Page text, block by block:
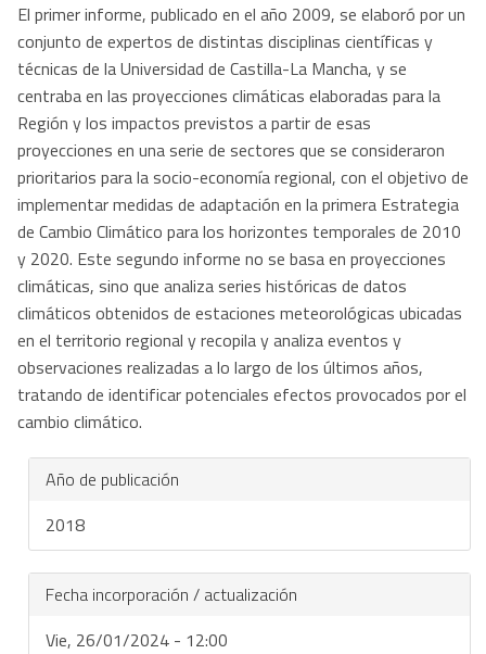
El primer informe, publicado en el año 2009, se elaboró por un
conjunto de expertos de distintas disciplinas científicas y
técnicas de la Universidad de Castilla-La Mancha, y se
centraba en las proyecciones climáticas elaboradas para la
Región y los impactos previstos a partir de esas
proyecciones en una serie de sectores que se consideraron
prioritarios para la socio-economía regional, con el objetivo de
implementar medidas de adaptación en la primera Estrategia
de Cambio Climático para los horizontes temporales de 2010
y 2020. Este segundo informe no se basa en proyecciones
climáticas, sino que analiza series históricas de datos
climáticos obtenidos de estaciones meteorológicas ubicadas
en el territorio regional y recopila y analiza eventos y
observaciones realizadas a lo largo de los últimos años,
tratando de identificar potenciales efectos provocados por el
cambio climático.
Año de publicación
2018
Fecha incorporación / actualización
Vie, 26/01/2024 - 12:00